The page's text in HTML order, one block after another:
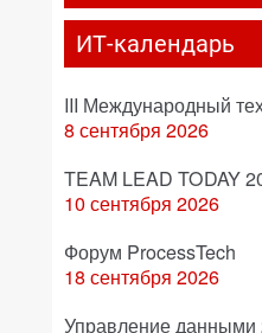
ИТ-календарь
III Международный
8 сентября 2026
TEAM LEAD TODAY
10 сентября 2026
Форум ProcessTech
18 сентября 2026
Управление данными